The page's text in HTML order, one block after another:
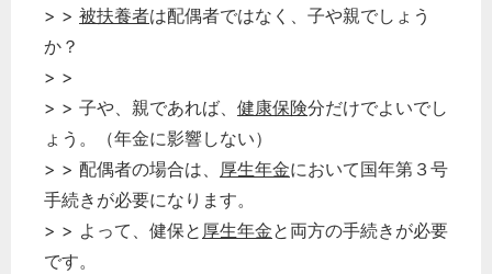
> > 被扶養者は配偶者ではなく、子や親でしょう
か？
> >
> > 子や、親であれば、 健康保険分だけでよいでし
ょう。（年金に影響しない）
> > 配偶者の場合は、 厚生年金において国年第３号
手続きが必要になります。
> > よって、健保と 厚生年金と両方の手続きが必要
です。